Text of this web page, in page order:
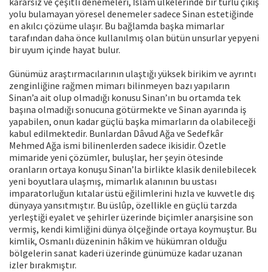
yolu bulamayan yöresel denemeler sadece Sinan estetiğinde
en akılcı çözüme ulaşır. Bu bağlamda başka mimarlar
tarafından daha önce kullanılmış olan bütün unsurlar yepyeni
bir uyum içinde hayat bulur.
Günümüz araştırmacılarının ulaştığı yüksek birikim ve ayrıntı
zenginliğine rağmen mimarı bilinmeyen bazı yapıların
Sinan’a ait olup olmadığı konusu Sinan’ın bu ortamda tek
başına olmadığı sonucuna götürmekte ve Sinan ayarında iş
yapabilen, onun kadar güçlü başka mimarların da olabileceği
kabul edilmektedir. Bunlardan Dâvud Ağa ve Sedefkâr
Mehmed Ağa ismi bilinenlerden sadece ikisidir. Özetle
mimaride yeni çözümler, buluşlar, her şeyin ötesinde
oranların ortaya konuşu Sinan’la birlikte klasik denilebilecek
yeni boyutlara ulaşmış, mimarlık alanının bu ustası
imparatorluğun kıtalar üstü eğilimlerini hızla ve kuvvetle dış
dünyaya yansıtmıştır. Bu üslûp, özellikle en güçlü tarzda
yerleştiği eyalet ve şehirler üzerinde biçimler anarşisine son
vermiş, kendi kimliğini dünya ölçeğinde ortaya koymuştur. Bu
kimlik, Osmanlı düzeninin hâkim ve hükümran olduğu
bölgelerin sanat kaderi üzerinde günümüze kadar uzanan
izler bırakmıştır.